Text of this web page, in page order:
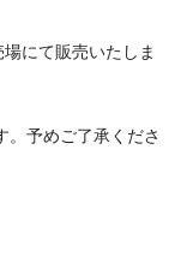
にて販売いたしま
予めご了承くださ